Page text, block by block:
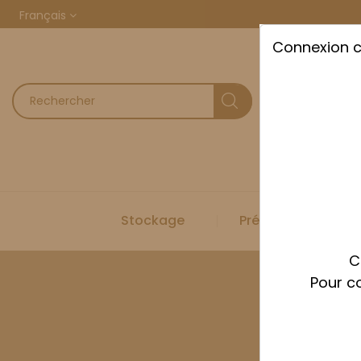
Français
Stockage Préparation
Connexion
Pour